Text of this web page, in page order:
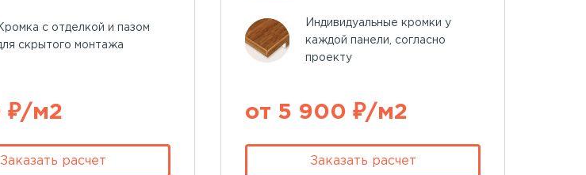
с отделкой и пазом
скрытого монтажа
₽/м2
Заказать расчет
Индивидуальные кромки у
каждой панели, согласно
проекту
от 5 900 ₽/м2
Заказать расчет